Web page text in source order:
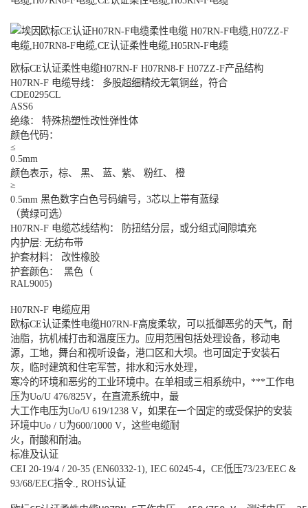
欧标CE认证柔性电缆H07RN-F H07RN8-F H07ZZ-F产品结构
H07RN-F 电缆导线： 多股超细精绞无氧铜丝，符合
CDE0295CL
ASS6
绝缘： 特殊热塑性改性弹性体
颜色代码：
≤
0.5mm
颜色表示，棕、 黑、 蓝、紫、 粉红、 橙
≥
0.5mm 黑色数字白色号码编号，3芯以上带有蓝绿
（黄绿可选）
H07RN-F 电缆芯线结构： 防扭结分层，或分组式间隙填充
内护层: 无纺布带
护套材料： 改性橡胶
护套颜色： 黑色（
RAL9005)
H07RN-F 电缆应用
欧标CE认证柔性电缆H07RN-F高度柔软，可以抵御恶劣的天气，耐
油脂，抗机械打击和温度压力。应用范围包括处理设备，移动电
源，工地，舞台和视听设备，港口区和大坝。也可固定于安装石
灰，临时建筑和住宅军营，排水和污水处理，
寒冷的环境和恶劣的工业环境中。在单相或三相系统中，***工作电
压为Uo/U 476/825V，在直流系统中，最
大工作电压为Uo/U 619/1238 V，如果在一个固定的或受保护的安装
环境中Uo / U为600/1000 V，这些电缆耐
火，耐酸和耐油。
标准及认证
CEI 20-19/4 / 20-35 (EN60332-1), IEC 60245-4，CE低压73/23/EEC &
93/68/EEC指令., ROHS认证